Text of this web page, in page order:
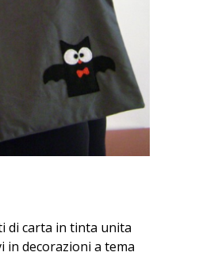
di carta in tinta unita
decorazioni a tema